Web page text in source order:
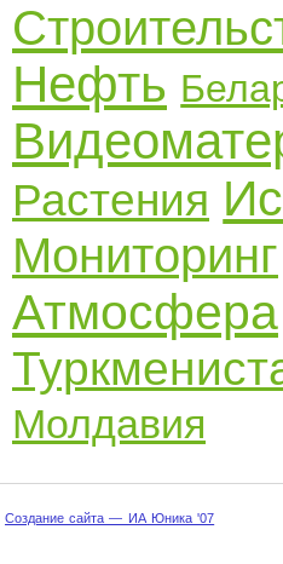
Нефть
Растения
Мониторинг
Атмосфера
Молдавия
Создание сайта — ИА Юника '07